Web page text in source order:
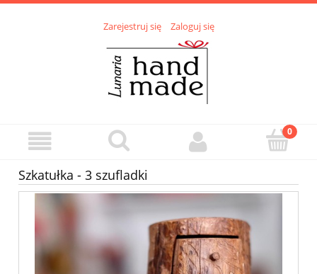
Zarejestruj się Zaloguj się
Szkatułka - 3 szufladki